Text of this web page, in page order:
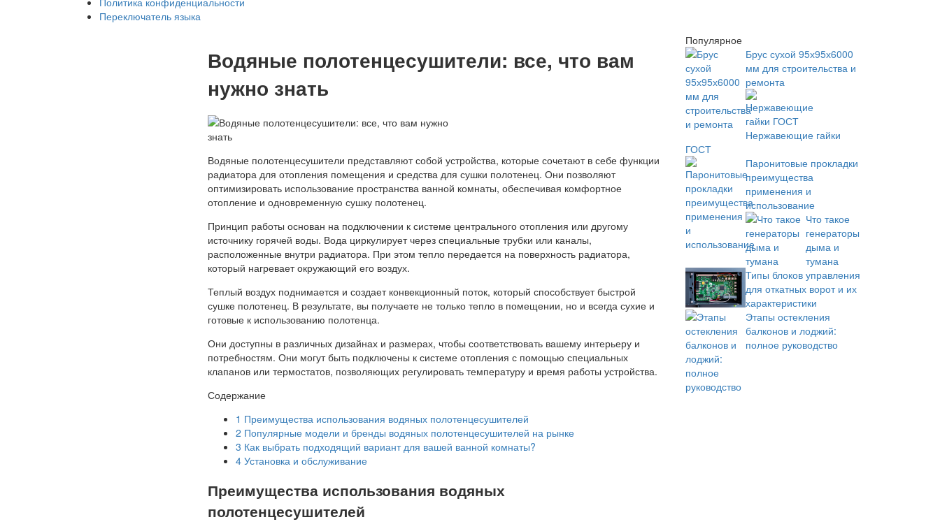
Переключатель языка
Водяные полотенцесушители: все, что вам
нужно знать
Водяные полотенцесушители представляют собой устройства, которые сочетают в себе функции
радиатора для отопления помещения и средства для сушки полотенец. Они позволяют
оптимизировать использование пространства ванной комнаты, обеспечивая комфортное
отопление и одновременную сушку полотенец.
Принцип работы основан на подключении к системе центрального отопления или другому
источнику горячей воды. Вода циркулирует через специальные трубки или каналы,
расположенные внутри радиатора. При этом тепло передается на поверхность радиатора,
который нагревает окружающий его воздух.
Теплый воздух поднимается и создает конвекционный поток, который способствует быстрой
сушке полотенец. В результате, вы получаете не только тепло в помещении, но и всегда сухие и
готовые к использованию полотенца.
Они доступны в различных дизайнах и размерах, чтобы соответствовать вашему интерьеру и
потребностям. Они могут быть подключены к системе отопления с помощью специальных
клапанов или термостатов, позволяющих регулировать температуру и время работы устройства.
Содержание
1 Преимущества использования водяных полотенцесушителей
2 Популярные модели и бренды водяных полотенцесушителей на рынке
3 Как выбрать подходящий вариант для вашей ванной комнаты?
4 Установка и обслуживание
Преимущества использования водяных
полотенцесушителей
Популярное
Брус сухой 95х95х6000
мм для строительства и
ремонта
Нержавеющие гайки
ГОСТ
Паронитовые прокладки
преимущества
применения и
использование
Что такое
генераторы
дыма и
тумана
Типы блоков управления
для откатных ворот и их
характеристики
Этапы остекления
балконов и лоджий:
полное руководство